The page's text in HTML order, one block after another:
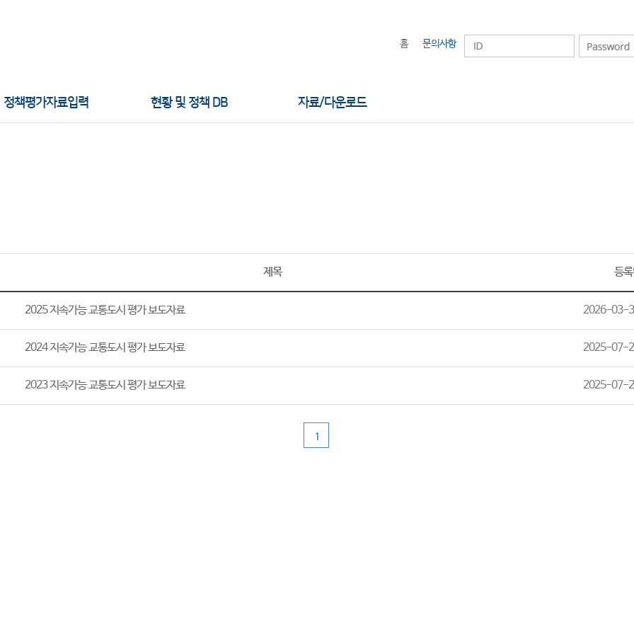
홈 문의사항
정책평가자료입력 현황 및 정책 DB 자료/다운로드
제목 등
2025 지속가능 교통도시 평가 보도자료 2026-03-
2024 지속가능 교통도시 평가 보도자료 2025-07-
2023 지속가능 교통도시 평가 보도자료 2025-07-
1